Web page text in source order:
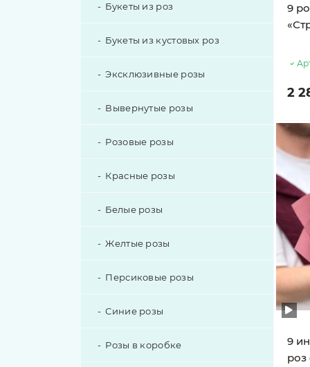
Букеты из роз
Букеты из кустовых роз
Эксклюзивные розы
Вывернутые розы
Розовые розы
Красные розы
Белые розы
Желтые розы
Персиковые розы
Синие розы
Розы в коробке
9
2
9
роз